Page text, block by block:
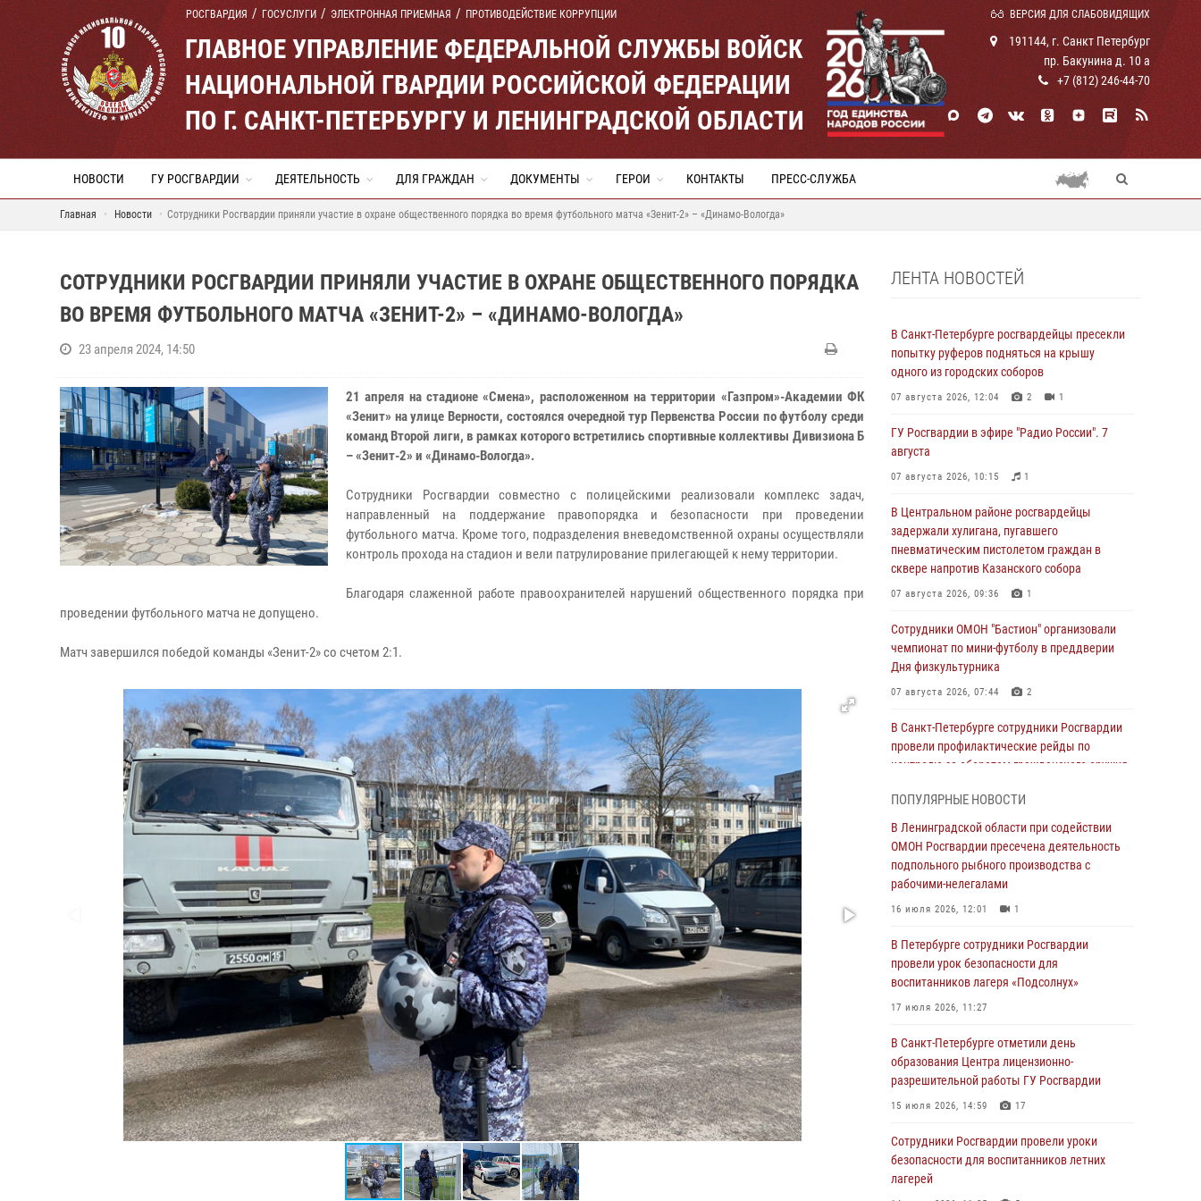
РОСГВАРДИЯ ГОСУСЛУГИ ЭЛЕКТРОННАЯ ПРИЕМНАЯ ПРОТИВОДЕЙСТВИЕ КОРРУПЦИИ ВЕРСИЯ ДЛЯ СЛАБОВИДЯЩИХ
ГЛАВНОЕ УПРАВЛЕНИЕ ФЕДЕРАЛЬНОЙ СЛУЖБЫ ВОЙСК
НАЦИОНАЛЬНОЙ ГВАРДИИ РОССИЙСКОЙ ФЕДЕРАЦИИ
ПО Г. САНКТ-ПЕТЕРБУРГУ И ЛЕНИНГРАДСКОЙ ОБЛАСТИ
191144, г. Санкт Петербург
пр. Бакунина д. 10 а
+7 (812) 246-44-70
НОВОСТИ ГУ РОСГВАРДИИ ДЕЯТЕЛЬНОСТЬ ДЛЯ ГРАЖДАН ДОКУМЕНТЫ ГЕРОИ КОНТАКТЫ ПРЕСС-СЛУЖБА
Главная Новости Сотрудники Росгвардии приняли участие в охране общественного порядка во время футбольного матча «Зенит-2» – «Динамо-Вологда»
СОТРУДНИКИ РОСГВАРДИИ ПРИНЯЛИ УЧАСТИЕ В ОХРАНЕ ОБЩЕСТВЕННОГО ПОРЯДКА
ВО ВРЕМЯ ФУТБОЛЬНОГО МАТЧА «ЗЕНИТ-2» – «ДИНАМО-ВОЛОГДА»
23 апреля 2024, 14:50
21 апреля на стадионе «Смена», расположенном на территории «Газпром»-Академии ФК
«Зенит» на улице Верности, состоялся очередной тур Первенства России по футболу среди
команд Второй лиги, в рамках которого встретились спортивные коллективы Дивизиона Б
– «Зенит-2» и «Динамо-Вологда».
Сотрудники Росгвардии совместно с полицейскими реализовали комплекс задач,
направленный на поддержание правопорядка и безопасности при проведении
футбольного матча. Кроме того, подразделения вневедомственной охраны осуществляли
контроль прохода на стадион и вели патрулирование прилегающей к нему территории.
Благодаря слаженной работе правоохранителей нарушений общественного порядка при
проведении футбольного матча не допущено.
Матч завершился победой команды «Зенит-2» со счетом 2:1.
ЛЕНТА НОВОСТЕЙ
В Санкт-Петербурге росгвардейцы пресекли
попытку руферов подняться на крышу
одного из городских соборов
07 августа 2026, 12:04 2 1
ГУ Росгвардии в эфире "Радио России". 7
августа
07 августа 2026, 10:15 1
В Центральном районе росгвардейцы
задержали хулигана, пугавшего
пневматическим пистолетом граждан в
сквере напротив Казанского собора
07 августа 2026, 09:36 1
Сотрудники ОМОН "Бастион" организовали
чемпионат по мини-футболу в преддверии
Дня физкультурника
07 августа 2026, 07:44 2
В Санкт-Петербурге сотрудники Росгвардии
провели профилактические рейды по
контролю за оборотом гражданского оружия
В Красносельском районе наряд Росгвардии
задержал правонарушителя, угрожавшего 17-
летнему подростку травматическим оружием
06 августа 2026, 13:39
оперативно задержали хулигана,
стрелявшего из пускового устройства рядом
с жилыми домами
06 августа 2026, 11:36
Сотрудники и военнослужащие Росгвардии
обеспечили правопорядок при проведении
матча "Зенит" - "Балтика"
06 августа 2026, 07:30 10
В Выборгском районе наряд Росгвардии
обнаружил разыскиваемый преступный
автотранспорт
ПОПУЛЯРНЫЕ НОВОСТИ
В Ленинградской области при содействии
ОМОН Росгвардии пресечена деятельность
подпольного рыбного производства с
рабочими-нелегалами
16 июля 2026, 12:01 1
В Петербурге сотрудники Росгвардии
провели урок безопасности для
воспитанников лагеря «Подсолнух»
17 июля 2026, 11:27
В Санкт-Петербурге отметили день
образования Центра лицензионно-
разрешительной работы ГУ Росгвардии
15 июля 2026, 14:59 17
Сотрудники Росгвардии провели уроки
безопасности для воспитанников летних
лагерей